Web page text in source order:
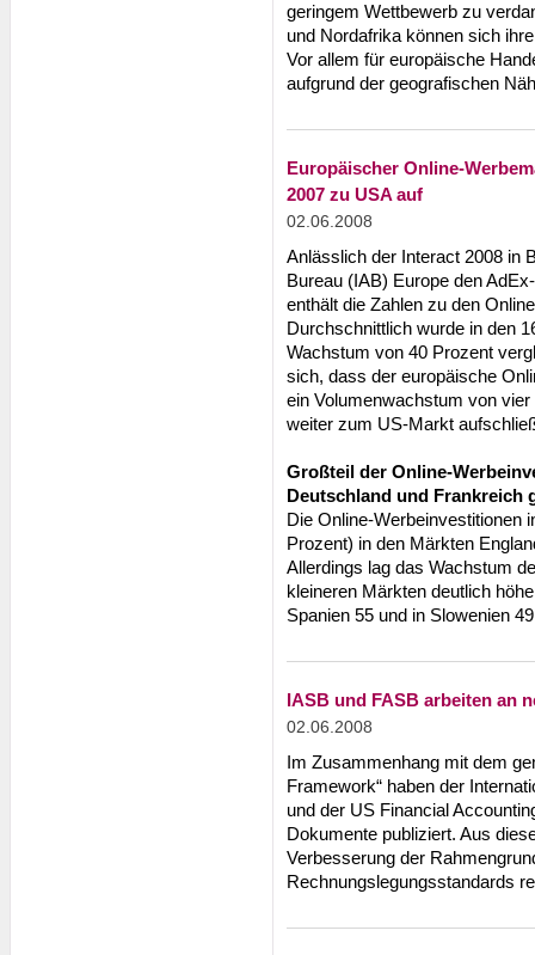
geringem Wettbewerb zu
und Nordafrika können sich
Vor allem für europäische
aufgrund der geografischen
Europäischer Online-
2007 zu USA auf
02.06.2008
Anlässlich der Interact 2008 in
Bureau (IAB) Europe den
enthält die Zahlen zu den
Durchschnittlich wurde in den
Wachstum von 40 Prozent
sich, dass der europäische
ein Volumenwachstum von
weiter zum US-Markt
Großteil der Online-
Deutschland und Frankreich
Die Online-Werbeinvestitionen
Prozent) in den Märkten
Allerdings lag das Wachstum
kleineren Märkten deutlich
Spanien 55 und in Slowenien 49
IASB und FASB arbeiten an
02.06.2008
Im Zusammenhang mit dem
Framework“ haben der
und der US Financial
Dokumente publiziert. Aus
Verbesserung der
Rechnungslegungsstandards